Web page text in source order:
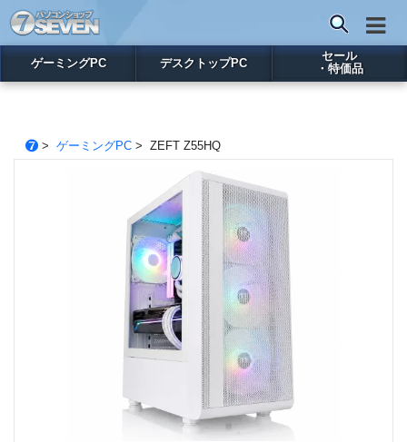
ゲーミングPC デスクトップPC
セール
・特価品
> ゲーミングPC> ZEFT Z55HQ